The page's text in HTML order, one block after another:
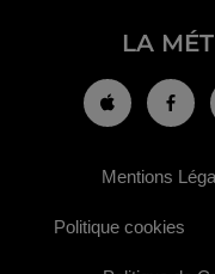
LA
Mentions
Politique cookies